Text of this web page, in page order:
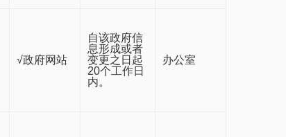
√政府网站
自该政府信
息形成或者
变更之日起
20个工作日
内。
办公室